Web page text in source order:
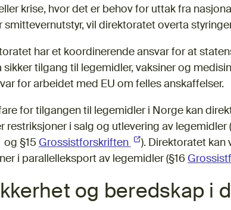
krise, hvor det er behov for uttak fra
smittevernutstyr, vil direktoratet overta
har et koordinerende ansvar for at
tilgang til legemidler, vaksiner og
for arbeidet med EU om felles anskaffelser.
for tilgangen til legemidler i Norge kan
restriksjoner i salg og utlevering av legemidler
lenke)
og §15 Grossistforskriften (Ekstern lenke)
). Direktoratet kan
i parallelleksport av legemidler (§16
og beredskap i